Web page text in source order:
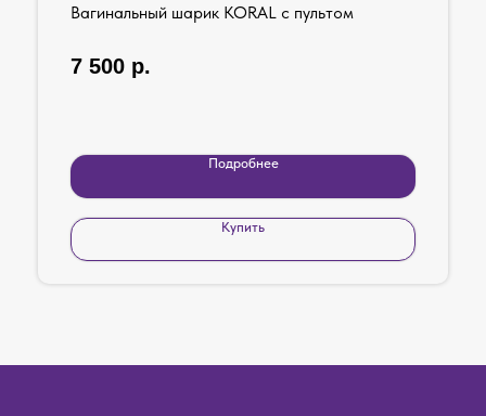
Вагинальный шарик KORAL с пультом
7 500 р.
Подробнее
Купить